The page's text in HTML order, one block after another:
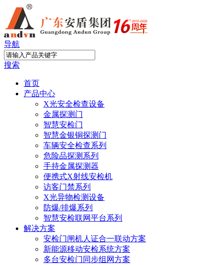
导航
搜索
首页
产品中心
X光安全检查设备
金属探测门
智慧安检门
智慧金银铜探测门
车辆安全检查系列
危险品探测系列
手持金属探测器
便携式X射线安检机
访客门禁系列
X光异物检测设备
防爆/排爆系列
智慧安检联网平台系列
解决方案
安检门闸机人证合一联动方案
新能源移动安检系统方案
多台安检门同步组网方案